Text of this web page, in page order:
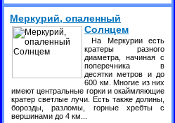
Меркурий, опаленный
Солнцем
На Меркурии есть
кратеры разного
диаметра, начиная с
поперечника в
десятки метров и до
600 км. Многие из них
имеют центральные горки и окаймляющие
кратер светлые лучи. Есть также долины,
борозды, разломы, горные хребты с
вершинами до 4 км...